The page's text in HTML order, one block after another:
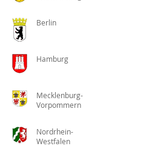
Berlin
Hamburg
Mecklenburg-
Vorpommern
Nordrhein-
Westfalen